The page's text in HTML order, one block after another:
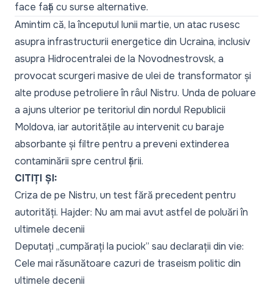
face față cu surse alternative.
Amintim că, la începutul lunii martie, un atac rusesc
asupra infrastructurii energetice din Ucraina, inclusiv
asupra Hidrocentralei de la Novodnestrovsk, a
provocat scurgeri masive de ulei de transformator și
alte produse petroliere în râul Nistru. Unda de poluare
a ajuns ulterior pe teritoriul din nordul Republicii
Moldova, iar autoritățile au intervenit cu baraje
absorbante și filtre pentru a preveni extinderea
contaminării spre centrul țării.
CITIȚI ȘI:
Criza de pe Nistru, un test fără precedent pentru
autorități. Hajder: Nu am mai avut astfel de poluări în
ultimele decenii
Deputați „cumpărați la puciok” sau declarații din vie:
Cele mai răsunătoare cazuri de traseism politic din
ultimele decenii